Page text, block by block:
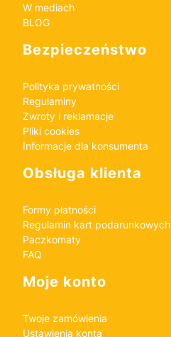
W mediach
BLOG
Bezpieczeństwo
Polityka prywatności
Regulaminy
Zwroty i reklamacje
Pliki cookies
Informacje dla konsumenta
Obsługa klienta
Formy płatności
Regulamin kart podarunkowych
Paczkomaty
FAQ
Moje konto
Twoje zamówienia
Ustawienia konta